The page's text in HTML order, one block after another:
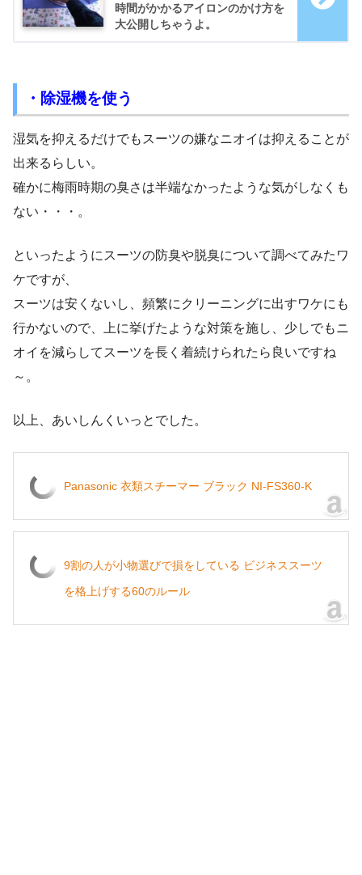
時間がかかるアイロンのかけ方を
大公開しちゃうよ。
・除湿機を使う
湿気を抑えるだけでもスーツの嫌なニオイは抑えることが
出来るらしい。
確かに梅雨時期の臭さは半端なかったような気がしなくも
ない・・・。
といったようにスーツの防臭や脱臭について調べてみたワ
ケですが、
スーツは安くないし、頻繁にクリーニングに出すワケにも
行かないので、上に挙げたような対策を施し、少しでもニ
オイを減らしてスーツを長く着続けられたら良いですね
～。
以上、あいしんくいっとでした。
Panasonic 衣類スチーマー ブラック NI-FS360-K
9割の人が小物選びで損をしている ビジネススーツ
を格上げする60のルール